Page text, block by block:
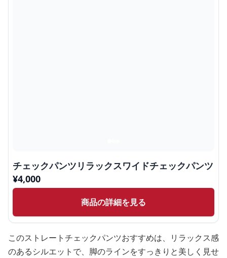
チェックパンツリラックスワイドチェックパンツ
¥4,000
商品の詳細を見る
このストレートチェックパンツおすすめは、リラックス感
のあるシルエットで、脚のラインをすっきりと美しく見せ